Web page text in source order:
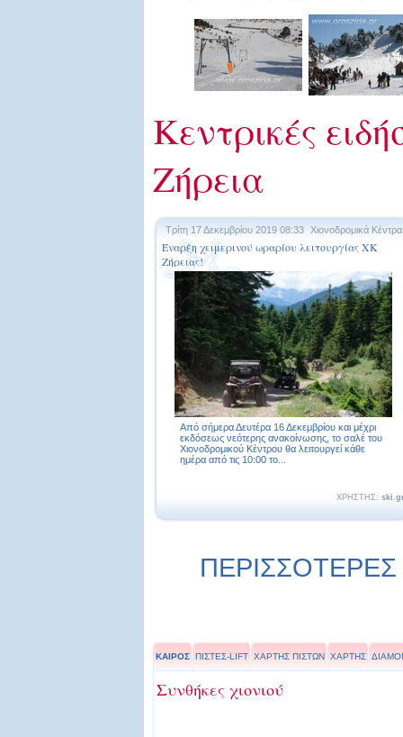
Κεντρικές
Ζήρεια
Τρίτη 17 Δεκεμβρίου 2019 08:33 Χιονοδρομικά Κέντρα
Έναρξη χειμερινού ωραρίου λειτουργίας ΧΚ
Ζήρειας!
Από σήμερα Δευτέρα 16 Δεκεμβρίου και μέχρι
εκδόσεως νεότερης ανακοίνωσης, το σαλέ του
Χιονοδρομικού Κέντρου θα λειτουργεί κάθε
ημέρα από τις 10:00 το...
ΧΡΗΣΤΗΣ:
ΠΕΡΙΣΣΟΤΕΡΕΣ
ΚΑΙΡΟΣ ΠΙΣΤΕΣ-LIFT ΧΑΡΤΗΣ ΠΙΣΤΩΝ ΧΑΡΤΗΣ
Συνθήκες χιονιού